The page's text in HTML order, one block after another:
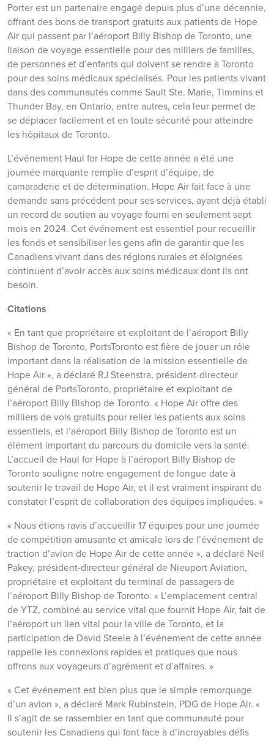
Porter est un partenaire engagé depuis plus d’une décennie,
offrant des bons de transport gratuits aux patients de Hope
Air qui passent par l’aéroport Billy Bishop de Toronto, une
liaison de voyage essentielle pour des milliers de familles,
de personnes et d’enfants qui doivent se rendre à Toronto
pour des soins médicaux spécialisés. Pour les patients vivant
dans des communautés comme Sault Ste. Marie, Timmins et
Thunder Bay, en Ontario, entre autres, cela leur permet de
se déplacer facilement et en toute sécurité pour atteindre
les hôpitaux de Toronto.
L’événement Haul for Hope de cette année a été une
journée marquante remplie d’esprit d’équipe, de
camaraderie et de détermination. Hope Air fait face à une
demande sans précédent pour ses services, ayant déjà établi
un record de soutien au voyage fourni en seulement sept
mois en 2024. Cet événement est essentiel pour recueillir
les fonds et sensibiliser les gens afin de garantir que les
Canadiens vivant dans des régions rurales et éloignées
continuent d’avoir accès aux soins médicaux dont ils ont
besoin.
Citations
« En tant que propriétaire et exploitant de l’aéroport Billy
Bishop de Toronto, PortsToronto est fière de jouer un rôle
important dans la réalisation de la mission essentielle de
Hope Air », a déclaré RJ Steenstra, président-directeur
général de PortsToronto, propriétaire et exploitant de
l’aéroport Billy Bishop de Toronto. « Hope Air offre des
milliers de vols gratuits pour relier les patients aux soins
essentiels, et l’aéroport Billy Bishop de Toronto est un
élément important du parcours du domicile vers la santé.
L’accueil de Haul for Hope à l’aéroport Billy Bishop de
Toronto souligne notre engagement de longue date à
soutenir le travail de Hope Air, et il est vraiment inspirant de
constater l’esprit de collaboration des équipes impliquées. »
« Nous étions ravis d’accueillir 17 équipes pour une journée
de compétition amusante et amicale lors de l’événement de
traction d’avion de Hope Air de cette année », a déclaré Neil
Pakey, président-directeur général de Nieuport Aviation,
propriétaire et exploitant du terminal de passagers de
l’aéroport Billy Bishop de Toronto. « L’emplacement central
de YTZ, combiné au service vital que fournit Hope Air, fait de
l’aéroport un lien vital pour la ville de Toronto, et la
participation de David Steele à l’événement de cette année
rappelle les connexions rapides et pratiques que nous
offrons aux voyageurs d’agrément et d’affaires. »
« Cet événement est bien plus que le simple remorquage
d’un avion », a déclaré Mark Rubinstein, PDG de Hope Air. «
Il s’agit de se rassembler en tant que communauté pour
soutenir les Canadiens qui font face à d’incroyables défis